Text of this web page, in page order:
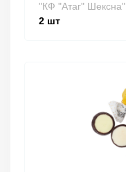
"КФ "Атаг" Шексна"
2 шт